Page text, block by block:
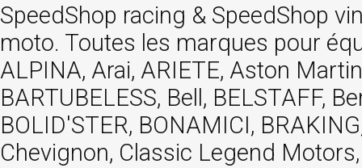
SpeedShop racing & SpeedShop
moto. Toutes les marques pour
ALPINA, Arai, ARIETE, Aston
BARTUBELESS, Bell, BELSTAFF,
BOLID'STER, BONAMICI,
Chevignon, Classic Legend